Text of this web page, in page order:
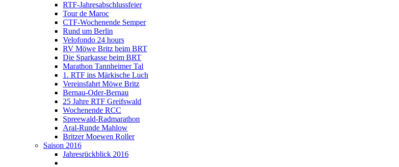
RTF-Jahresabschlussfeier
Tour de Maroc
CTF-Wochenende Semper
Rund um Berlin
Velofondo 24 hours
RV Möwe Britz beim BRT
Die Sparkasse beim BRT
Marathon Tannheimer Tal
1. RTF ins Märkische Luch
Vereinsfahrt Möwe Britz
Bernau-Oder-Bernau
25 Jahre RTF Greifswald
Wochenende RCC
Spreewald-Radmarathon
Aral-Runde Mahlow
Britzer Moewen Roller
Saison 2016
Jahresrückblick 2016